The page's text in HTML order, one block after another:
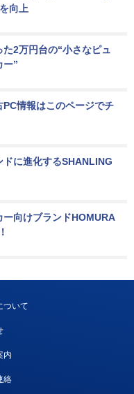
向上
2万円台の“小さなピュ
ー”
情報はこのページでチ
に進化するSHANLING
ー向けブランドHOMURA
ついて
内
絡